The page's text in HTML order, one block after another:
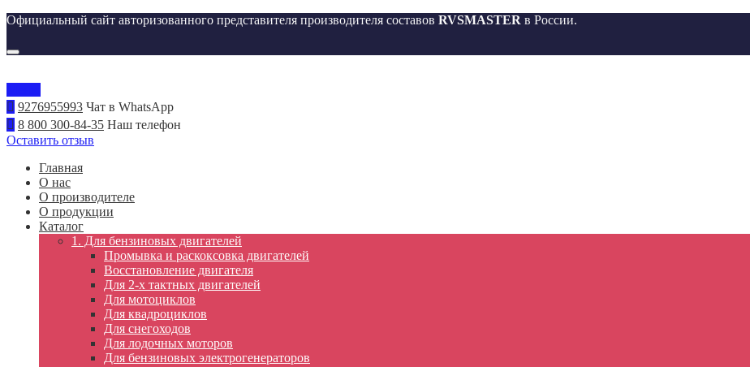
Официальный сайт авторизованного представителя производителя составов RVSMASTER в России.
9276955993 Чат в WhatsApp
8 800 300-84-35 Наш телефон
Оставить отзыв
Главная
О нас
О производителе
О продукции
Каталог
1. Для бензиновых двигателей
Промывка и раскоксовка двигателей
Восстановление двигателя
Для 2-х тактных двигателей
Для мотоциклов
Для квадроциклов
Для снегоходов
Для лодочных моторов
Для бензиновых электрогенераторов